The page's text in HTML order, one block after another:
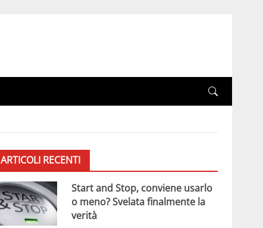
ARTICOLI RECENTI
Start and Stop, conviene usarlo
o meno? Svelata finalmente la
verità